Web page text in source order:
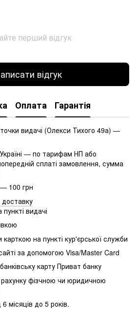
перший відгук
відгук
Оплата Гарантія
видачі (Олекси Тихого 49а) —
— по тарифам НП або
сплаті замовлення, сумма
100 грн
доставку
видачі
карткою на пункті кур'єрської служби
за допомогою Visa/Master Card
карту Приват банку
фізчною чи юридичною
місяців до 5 років.